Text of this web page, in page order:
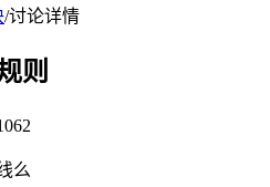
/讨论详情
则
么